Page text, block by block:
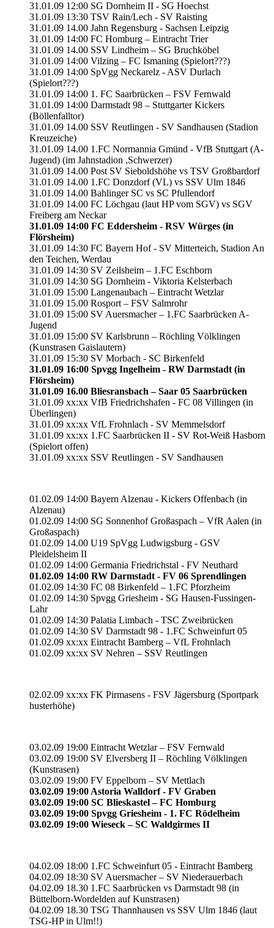
31.01.09 12:00 SG Dornheim II - SG Hoechst
31.01.09 13:30 TSV Rain/Lech - SV Raisting
31.01.09 14.00 Jahn Regensburg - Sachsen Leipzig
31.01.09 14:00 FC Homburg – Eintracht Trier
31.01.09 14.00 SSV Lindheim – SG Bruchköbel
31.01.09 14:00 Vilzing – FC Ismaning (Spielort???)
31.01.09 14:00 SpVgg Neckarelz - ASV Durlach
(Spielort???)
31.01.09 14:00 1. FC Saarbrücken – FSV Fernwald
31.01.09 14:00 Darmstadt 98 – Stuttgarter Kickers
(Böllenfalltor)
31.01.09 14.00 SSV Reutlingen - SV Sandhausen (Stadion
Kreuzeiche)
31.01.09 14.00 1.FC Normannia Gmünd - VfB Stuttgart (A-
Jugend) (im Jahnstadion ,Schwerzer)
31.01.09 14.00 Post SV Sieboldshöhe vs TSV Großbardorf
31.01.09 14.00 1.FC Donzdorf (VL) vs SSV Ulm 1846
31.01.09 14.00 Bahlinger SC vs SC Pfullendorf
31.01.09 14.00 FC Löchgau (laut HP vom SGV) vs SGV
Freiberg am Neckar
31.01.09 14:00 FC Eddersheim - RSV Würges (in
Flörsheim)
31.01.09 14:30 FC Bayern Hof - SV Mitterteich, Stadion An
den Teichen, Werdau
31.01.09 14:30 SV Zeilsheim – 1.FC Eschborn
31.01.09 14:30 SG Dornheim - Viktoria Kelsterbach
31.01.09 15:00 Langenaubach – Eintracht Wetzlar
31.01.09 15.00 Rosport – FSV Salmrohr
31.01.09 15:00 SV Auersmacher – 1.FC Saarbrücken A-
Jugend
31.01.09 15:00 SV Karlsbrunn – Röchling Völklingen
(Kunstrasen Gaislautern)
31.01.09 15:30 SV Morbach - SC Birkenfeld
31.01.09 16:00 Spvgg Ingelheim - RW Darmstadt (in
Flörsheim)
31.01.09 16.00 Bliesransbach – Saar 05 Saarbrücken
31.01.09 xx:xx VfB Friedrichshafen - FC 08 Villingen (in
Überlingen)
31.01.09 xx:xx VfL Frohnlach - SV Memmelsdorf
31.01.09 xx:xx 1.FC Saarbrücken II - SV Rot-Weiß Hasborn
(Spielort offen)
31.01.09 xx:xx SSV Reutlingen - SV Sandhausen
01.02.09 14:00 Bayern Alzenau - Kickers Offenbach (in
Alzenau)
01.02.09 14:00 SG Sonnenhof Großaspach – VfR Aalen (in
Großaspach)
01.02.09 14.00 U19 SpVgg Ludwigsburg - GSV
Pleidelsheim II
01.02.09 14:00 Germania Friedrichstal - FV Neuthard
01.02.09 14:00 RW Darmstadt - FV 06 Sprendlingen
01.02.09 14:30 FC 08 Birkenfeld – 1.FC Pforzheim
01.02.09 14:30 Spvgg Griesheim - SG Hausen-Fussingen-
Lahr
01.02.09 14:30 Palatia Limbach - TSC Zweibrücken
01.02.09 14:30 SV Darmstadt 98 - 1.FC Schweinfurt 05
01.02.09 xx:xx Eintracht Bamberg – VfL Frohnlach
01.02.09 xx:xx SV Nehren – SSV Reutlingen
02.02.09 xx:xx FK Pirmasens - FSV Jägersburg (Sportpark
husterhöhe)
03.02.09 19:00 Eintracht Wetzlar – FSV Fernwald
03.02.09 19:00 SV Elversberg II – Röchling Völklingen
(Kunstrasen)
03.02.09 19:00 FV Eppelborn – SV Mettlach
03.02.09 19:00 Astoria Walldorf - FV Graben
03.02.09 19:00 SC Blieskastel – FC Homburg
03.02.09 19:00 Spvgg Griesheim - 1. FC Rödelheim
03.02.09 19:00 Wieseck – SC Waldgirmes II
04.02.09 18:00 1.FC Schweinfurt 05 - Eintracht Bamberg
04.02.09 18:30 SV Auersmacher – SV Niederauerbach
04.02.09 18.30 1.FC Saarbrücken vs Darmstadt 98 (in
Büttelborn-Wordelden auf Kunstrasen)
04.02.09 18.30 TSG Thannhausen vs SSV Ulm 1846 (laut
TSG-HP in Ulm!!)